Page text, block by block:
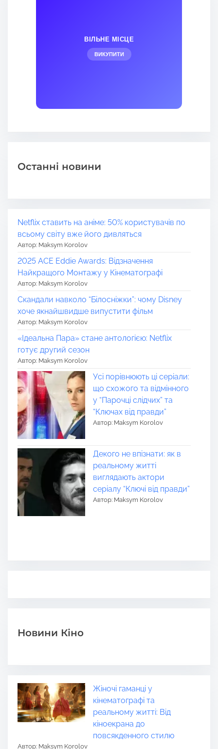
ВІЛЬНЕ МІСЦЕ
ВИКУПИТИ
Останні новини
Netflix ставить на аніме: 50% користувачів по
всьому світу вже його дивляться
Автор: Maksym Korolov
2025 ACE Eddie Awards: Відзначення
Найкращого Монтажу у Кінематографі
Автор: Maksym Korolov
Скандали навколо “Білосніжки”: чому Disney
хоче якнайшвидше випустити фільм
Автор: Maksym Korolov
«Ідеальна Пара» стане антологією: Netflix
готує другий сезон
Автор: Maksym Korolov
Усі порівнюють ці серіали:
що схожого та відмінного
у “Парочці слідчих” та
“Ключах від правди”
Автор: Maksym Korolov
Декого не впізнати: як в
реальному житті
виглядають актори
серіалу “Ключі від правди”
Автор: Maksym Korolov
Новини Кіно
Жіночі гаманці у
кінематографі та
реальному житті: Від
кіноекрана до
повсякденного стилю
Автор: Maksym Korolov